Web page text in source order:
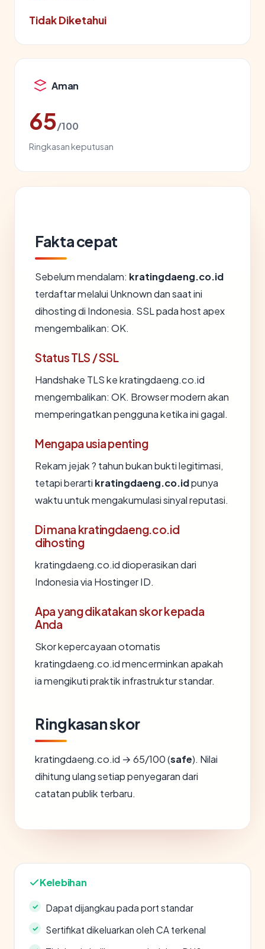
Tidak Diketahui
Aman
65/100
Ringkasan keputusan
Fakta cepat
Sebelum mendalam: kratingdaeng.co.id
terdaftar melalui Unknown dan saat ini
dihosting di Indonesia. SSL pada host apex
mengembalikan: OK.
Status TLS / SSL
Handshake TLS ke kratingdaeng.co.id
mengembalikan: OK. Browser modern akan
memperingatkan pengguna ketika ini gagal.
Mengapa usia penting
Rekam jejak ? tahun bukan bukti legitimasi,
tetapi berarti kratingdaeng.co.idpunya
waktu untuk mengakumulasi sinyal reputasi.
Di mana kratingdaeng.co.id
dihosting
kratingdaeng.co.id dioperasikan dari
Indonesia via Hostinger ID.
Apa yang dikatakan skor kepada
Anda
Skor kepercayaan otomatis
kratingdaeng.co.id mencerminkan apakah
ia mengikuti praktik infrastruktur standar.
Ringkasan skor
kratingdaeng.co.id → 65/100 (safe). Nilai
dihitung ulang setiap penyegaran dari
catatan publik terbaru.
Kelebihan
Dapat dijangkau pada port standar
Sertifikat dikeluarkan oleh CA terkenal